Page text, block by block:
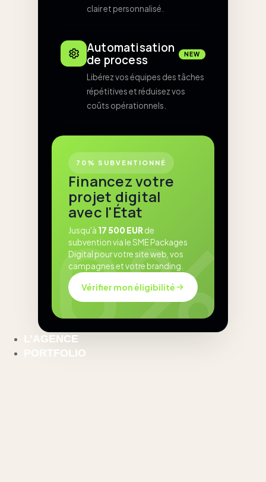
clair et personnalisé.
Automatisation
de process
NEW
Libérez vos équipes des tâches
répétitives et réduisez vos
coûts opérationnels.
70% SUBVENTIONNÉ
Financez votre
projet digital
avec l'État
Jusqu'à 17 500 EUR de
subvention via le SME Packages
Digital pour votre site web, vos
campagnes et votre branding.
Vérifier mon éligibilité
L’AGENCE
PORTFOLIO